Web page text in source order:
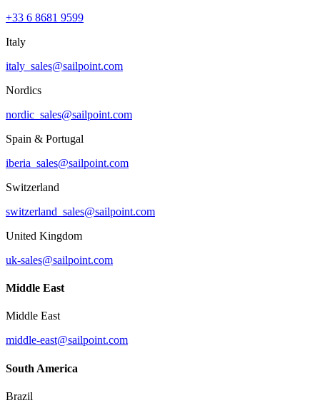
+33 6 8681 9599
Italy
italy_sales@sailpoint.com
Nordics
nordic_sales@sailpoint.com
Spain & Portugal
iberia_sales@sailpoint.com
Switzerland
switzerland_sales@sailpoint.com
United Kingdom
uk-sales@sailpoint.com
Middle East
Middle East
middle-east@sailpoint.com
South America
Brazil